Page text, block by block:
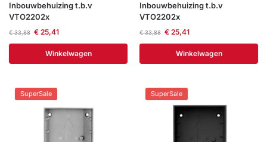
Inbouwbehuizing t.b.v
VTO2202x
€33,88 €25,41
Winkelwagen
Inbouwbehuizing t.b.v
VTO2202x
€33,88 €25,41
Winkelwagen
SuperSale SuperSale